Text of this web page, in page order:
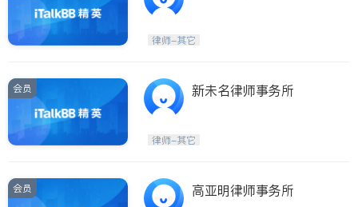
律师-其它
会员 新未名律师事务所
律师-其它
会员 高亚明律师事务所